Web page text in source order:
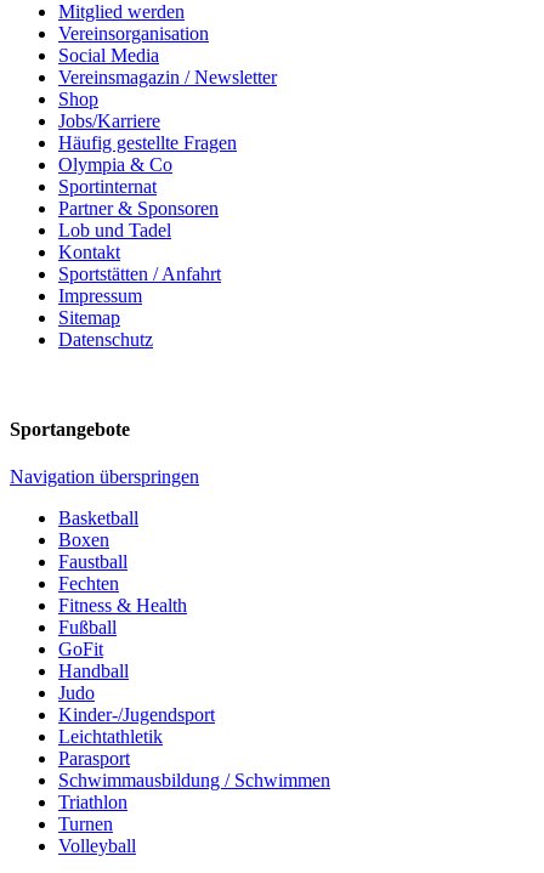
Mitglied werden
Vereinsorganisation
Social Media
Vereinsmagazin / Newsletter
Shop
Jobs/Karriere
Häufig gestellte Fragen
Olympia & Co
Sportinternat
Partner & Sponsoren
Lob und Tadel
Kontakt
Sportstätten / Anfahrt
Impressum
Sitemap
Datenschutz
Sportangebote
Navigation überspringen
Basketball
Boxen
Faustball
Fechten
Fitness & Health
Fußball
GoFit
Handball
Judo
Kinder-/Jugendsport
Leichtathletik
Parasport
Schwimmausbildung / Schwimmen
Triathlon
Turnen
Volleyball